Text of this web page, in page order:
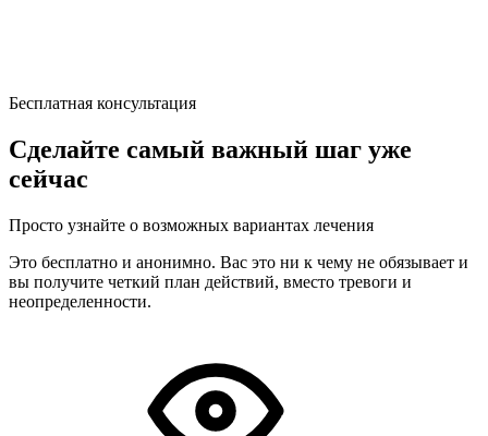
Бесплатная консультация
Сделайте самый важный шаг уже
сейчас
Просто узнайте о возможных вариантах лечения
Это бесплатно и анонимно. Вас это ни к чему не обязывает и
вы получите четкий план действий, вместо тревоги и
неопределенности.